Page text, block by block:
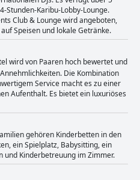
Stunden-Karibu-Lobby-Lounge.
Club & Lounge wird angeboten,
Speisen und lokale Getränke.
wird von Paaren hoch bewertet und
Die Kombination
Service macht es zu einer
Aufenthalt. Es bietet ein luxuriöses
gehören Kinderbetten in den
ein Spielplatz, Babysitting, ein
und Kinderbetreuung im Zimmer.